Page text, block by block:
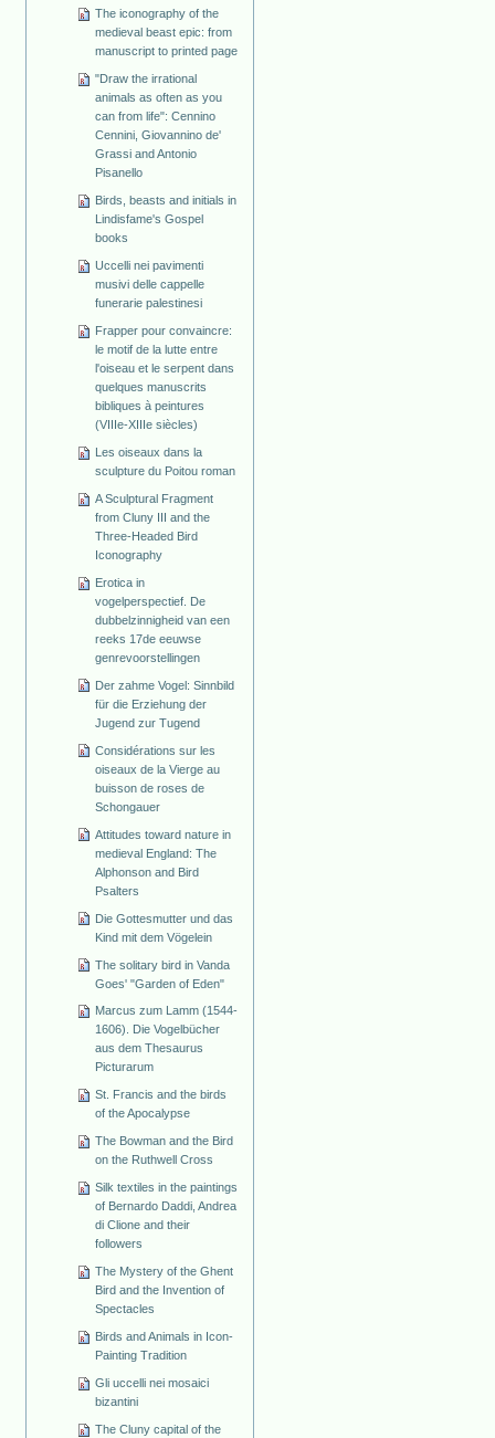
The iconography of the
medieval beast epic: from
manuscript to printed page
"Draw the irrational
animals as often as you
can from life": Cennino
Cennini, Giovannino de'
Grassi and Antonio
Pisanello
Birds, beasts and initials in
Lindisfame's Gospel
books
Uccelli nei pavimenti
musivi delle cappelle
funerarie palestinesi
Frapper pour convaincre:
le motif de la lutte entre
l'oiseau et le serpent dans
quelques manuscrits
bibliques à peintures
(VIIIe-XIIIe siècles)
Les oiseaux dans la
sculpture du Poitou roman
A Sculptural Fragment
from Cluny III and the
Three-Headed Bird
Iconography
Erotica in
vogelperspectief. De
dubbelzinnigheid van een
reeks 17de eeuwse
genrevoorstellingen
Der zahme Vogel: Sinnbild
für die Erziehung der
Jugend zur Tugend
Considérations sur les
oiseaux de la Vierge au
buisson de roses de
Schongauer
Attitudes toward nature in
medieval England: The
Alphonson and Bird
Psalters
Die Gottesmutter und das
Kind mit dem Vögelein
The solitary bird in Vanda
Goes' "Garden of Eden"
Marcus zum Lamm (1544-
1606). Die Vogelbücher
aus dem Thesaurus
Picturarum
St. Francis and the birds
of the Apocalypse
The Bowman and the Bird
on the Ruthwell Cross
Silk textiles in the paintings
of Bernardo Daddi, Andrea
di Clione and their
followers
The Mystery of the Ghent
Bird and the Invention of
Spectacles
Birds and Animals in Icon-
Painting Tradition
Gli uccelli nei mosaici
bizantini
The Cluny capital of the